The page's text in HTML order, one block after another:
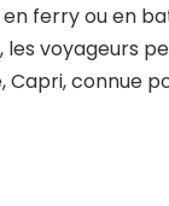
ferry ou en
voyageurs
connue